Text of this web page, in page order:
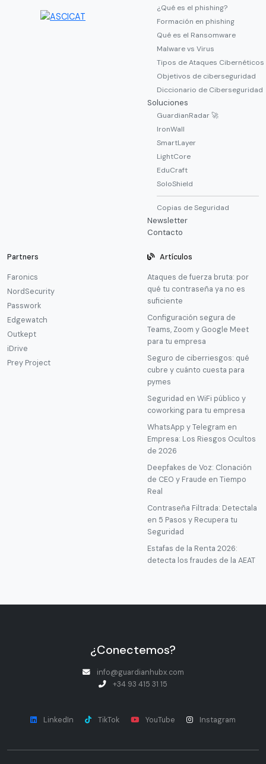
¿Qué es el phishing?
Formación en phishing
Qué es el Ransomware
Malware vs Virus
Tipos de Ataques Cibernéticos
Objetivos de ciberseguridad
Diccionario de Ciberseguridad
Soluciones
GuardianRadar 🚀
IronWall
SmartLayer
LightCore
EduCraft
SoloShield
Copias de Seguridad
Newsletter
Contacto
Partners
Faronics
NordSecurity
Passwork
Edgewatch
Outkept
iDrive
Prey Project
Artículos
Ataques de fuerza bruta: por
qué tu contraseña ya no es
suficiente
Configuración segura de
Teams, Zoom y Google Meet
para tu empresa
Seguro de ciberriesgos: qué
cubre y cuánto cuesta para
pymes
Seguridad en WiFi público y
coworking para tu empresa
WhatsApp y Telegram en
Empresa: Los Riesgos Ocultos
de 2026
Deepfakes de Voz: Clonación
de CEO y Fraude en Tiempo
Real
Contraseña Filtrada: Detectala
en 5 Pasos y Recupera tu
Seguridad
Estafas de la Renta 2026:
detecta los fraudes de la AEAT
¿Conectemos?
info@guardianhubx.com
+34 93 415 31 15
LinkedIn TikTok YouTube Instagram